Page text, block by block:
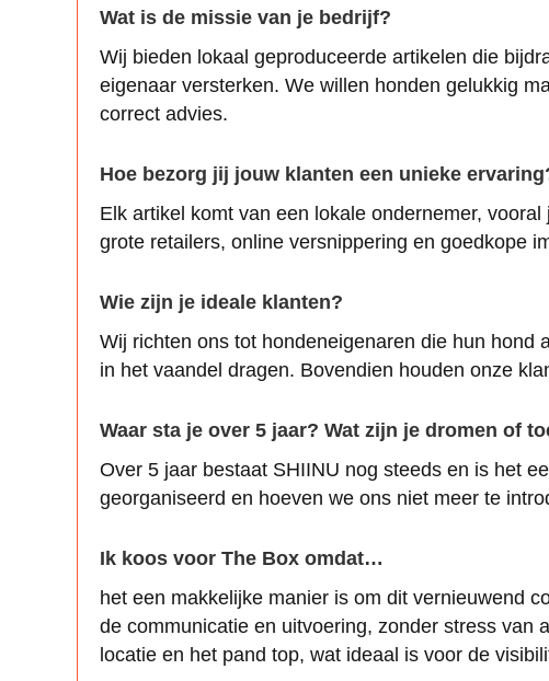
Wat is de missie van je bedrijf?
Wij bieden lokaal geproduceerde artikelen die
eigenaar versterken. We willen honden gelukkig
correct advies.
Hoe bezorg jij jouw klanten een unieke
Elk artikel komt van een lokale ondernemer,
grote retailers, online versnippering en goedkope
Wie zijn je ideale klanten?
Wij richten ons tot hondeneigenaren die hun hond
in het vaandel dragen. Bovendien houden onze
Waar sta je over 5 jaar? Wat zijn je dromen of
Over 5 jaar bestaat SHIINU nog steeds en is het
georganiseerd en hoeven we ons niet meer te
Ik koos voor The Box omdat…
het een makkelijke manier is om dit vernieuwend
de communicatie en uitvoering, zonder stress van
locatie en het pand top, wat ideaal is voor de